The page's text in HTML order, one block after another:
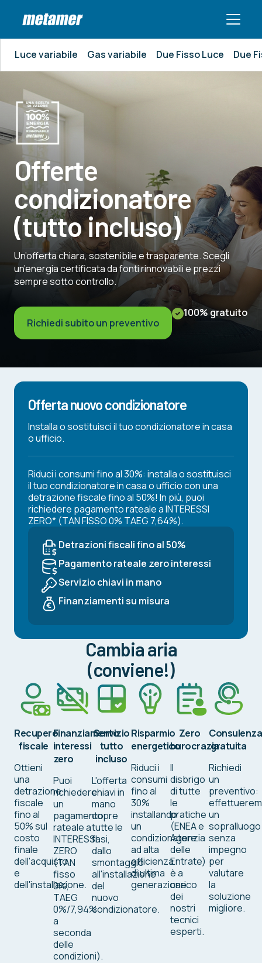
Luce variabile Gas variabile Due Fisso Luce Due
Offerte
condizionatore
(tutto incluso)
Un’offerta chiara, sostenibile e trasparente. Scegli
un’energia certificata da fonti rinnovabili e prezzi
sempre sotto controllo.
Richiedi subito un preventivo
100% gratuito
Offerta nuovo condizionatore
Installa o sostituisci il tuo condizionatore in casa
o ufficio.
Riduci i consumi fino al 30%: installa o sostituisci
il tuo condizionatore in casa o ufficio con una
detrazione fiscale fino al 50%! In più, puoi
richiedere pagamento rateale a INTERESSI
ZERO* (TAN FISSO 0% TAEG 7,64%).
Detrazioni fiscali fino al 50%
Pagamento rateale zero interessi
Servizio chiavi in mano
Finanziamenti su misura
Cambia aria
(conviene!)
Recupero
fiscale
Ottieni
una
detrazione
fiscale
fino al
50% sul
costo
finale
dell'acquisto
e
dell'installazione.
Finanziamento
interessi
zero
Puoi
richiedere
un
pagamento
rateale a
INTERESSI
ZERO
(TAN
fisso
0%,
TAEG
0%/7,94%
a
seconda
delle
condizioni).
Servizio
tutto
incluso
L'offerta
chiavi in
mano
copre
tutte le
fasi,
dallo
smontaggio
all'installazione
del
nuovo
condizionatore.
Risparmio
energetico
Riduci i
consumi
fino al
30%
installando
un
condizionatore
ad alta
efficienza
di ultima
generazione.
Zero
burocrazia
Il
disbrigo
di tutte
le
pratiche
(ENEA e
Agenzia
delle
Entrate)
è a
carico
dei
nostri
tecnici
esperti.
Consulenza
gratuita
Richiedi
un
preventivo:
un
sopralluogo
senza
impegno
per
valutare
la
soluzione
migliore.